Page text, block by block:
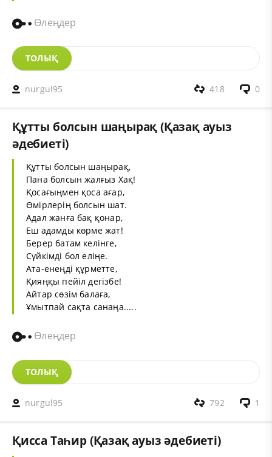
Өлеңдер
ТОЛЫҚ
nurgul95 0
418
Құтты болсын шаңырақ (Қазақ ауыз
әдебиеті)
Құтты болсын шаңырақ,
Пана болсын жалғыз Xақ!
Қосағыңмен қоса ағар,
Өмірлерің болсын шат.
Адал жанға бақ қонар,
Еш адамды көрме жат!
Берер батам келінге,
Сүйкімді бол еліңе.
Ата-енеңді құрметте,
Қияңқы пейіл дегізбе!
Айтар сөзім балаға,
Ұмытпай сақта санаңа.....
Өлеңдер
ТОЛЫҚ
nurgul95 1
792
Қисса Таһир (Қазақ ауыз әдебиеті)